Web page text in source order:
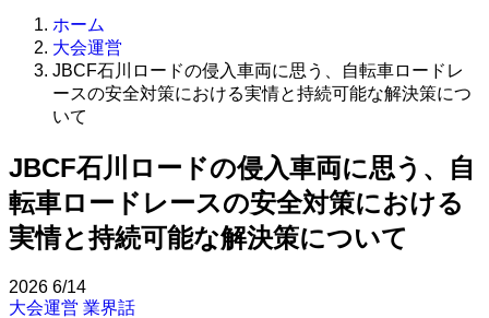
ホーム
大会運営
JBCF石川ロードの侵入車両に思う、自転車ロードレ
ースの安全対策における実情と持続可能な解決策につ
いて
JBCF石川ロードの侵入車両に思う、自
転車ロードレースの安全対策における
実情と持続可能な解決策について
2026 6/14
大会運営 業界話